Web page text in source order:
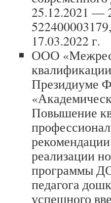
25.12.2021 —
17.03.2022 г.
ООО
Президиуме
Повышение
реализации
программы
педагога
успешного